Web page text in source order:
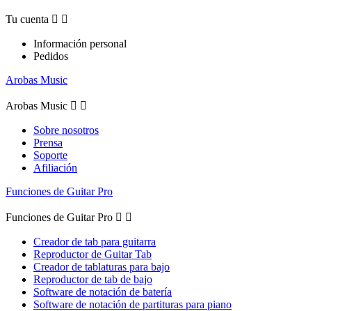
Tu cuenta  
Información personal
Pedidos
Arobas Music
Arobas Music  
Sobre nosotros
Prensa
Soporte
Afiliación
Funciones de Guitar Pro
Funciones de Guitar Pro  
Creador de tab para guitarra
Reproductor de Guitar Tab
Creador de tablaturas para bajo
Reproductor de tab de bajo
Software de notación de batería
Software de notación de partituras para piano